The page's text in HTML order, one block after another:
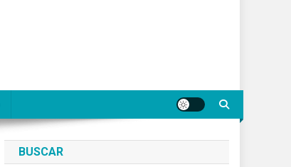
BUSCAR